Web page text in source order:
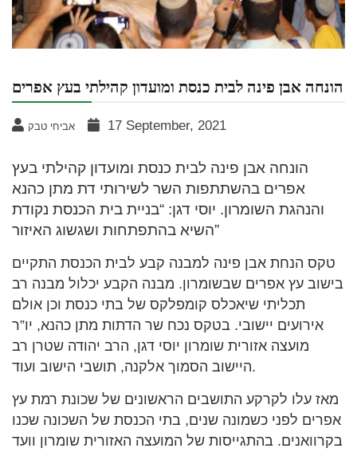
הונחה אבן פינה לבית כנסת ומועדון קהילתי בעץ אפרים
אביחי טבק 17 September, 2021
הונחה אבן פינה לבית כנסת ומועדון קהילתי בעץ
אפרים בהשתתפות השר לשירותי דת מתן כהנא
והנהגת השומרון. יוסי דגן: “בניית בית הכנסת נקודת
השיא בהתפתחות ושגשוג האיזור”
טקס הנחת אבן פינה למבנה קבע לבית הכנסת התקיים
בישוב עץ אפרים שבשומרון. מבנה הקבע יכלול מבנה רב
תכליתי שיאכלס קומפלקס של בתי כנסת וכן אולם
אירועים יישובי. בטקס נכח שר הדתות מתן כהנא, יו”ר
מועצה אזורית שומרון יוסי דגן, הרב יהודה שטרן רב
היישוב הסמוך אלקנה, תושבי הישוב ועוד.
מאז עלו לקרקע התושבים הראשונים של שכונת רמת עץ
אפרים לפני כשמונה שנים, בתי הכנסת של השכונה שכנו
בקרוואנים. בהתגייסות של המועצה האזורית שומרון וועד